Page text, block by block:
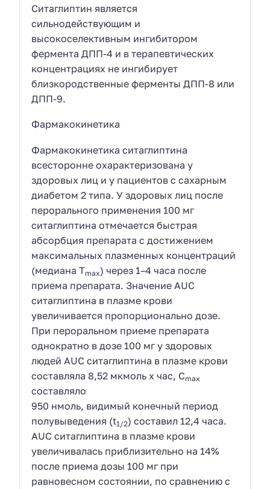
Ситаглиптин является
сильнодействующим и
высокоселективным ингибитором
фермента ДПП-4 и в терапевтических
концентрациях не ингибирует
близкородственные ферменты ДПП-8 или
ДПП-9.
Фармакокинетика
Фармакокинетика ситаглиптина
всесторонне охарактеризована у
здоровых лиц и у пациентов с сахарным
диабетом 2 типа. У здоровых лиц после
перорального применения 100 мг
ситаглиптина отмечается быстрая
абсорбция препарата с достижением
максимальных плазменных концентраций
(медиана Tmax) через 1–4 часа после
приема препарата. Значение AUC
ситаглиптина в плазме крови
увеличивается пропорционально дозе.
При пероральном приеме препарата
однократно в дозе 100 мг у здоровых
людей AUC ситаглиптина в плазме крови
составляла 8,52 мкмоль х час, Cmax
составляло
950 нмоль, видимый конечный период
полувыведения (t1/2) составил 12,4 часа.
AUC ситаглиптина в плазме крови
увеличивалась приблизительно на 14%
после приема дозы 100 мг при
равновесном состоянии, по сравнению с